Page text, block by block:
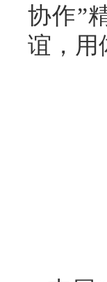
协作”
谊，用